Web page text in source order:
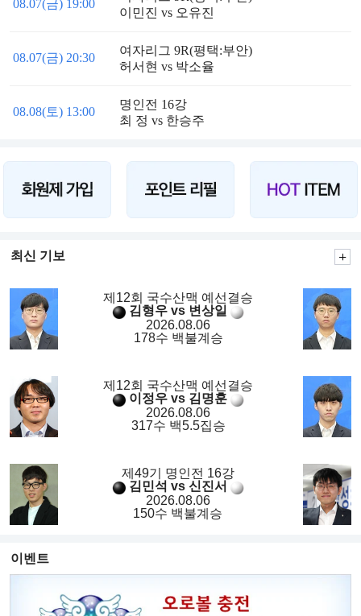
08.07(금) 19:00
이민진 vs 오유진
08.07(금) 20:30
여자리그 9R(평택:부안)
허서현 vs 박소율
08.08(토) 13:00
명인전 16강
최 정 vs 한승주
최신 기보
제12회 국수산맥 예선결승
김형우 vs 변상일
2026.08.06
178수 백불계승
제12회 국수산맥 예선결승
이정우 vs 김명훈
2026.08.06
317수 백5.5집승
제49기 명인전 16강
김민석 vs 신진서
2026.08.06
150수 백불계승
이벤트